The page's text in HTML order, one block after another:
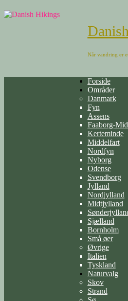
Når vandring er
Forside
Områder
Danmark
Fyn
Assens
Faaborg-
Kerteminde
Middelfart
Nordfyn
Nyborg
Odense
Svendborg
Jylland
Nordjylland
Midtjylland
Sjælland
Bornholm
Små øer
Øvrige
Italien
Tyskland
Naturvalg
Skov
Strand